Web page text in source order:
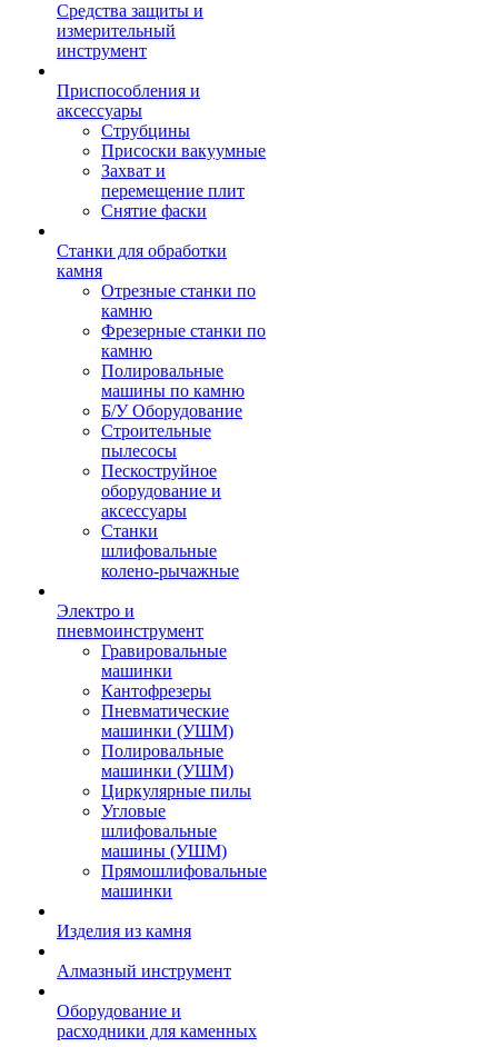
Средства защиты и
измерительный
инструмент
Приспособления и
аксессуары
Струбцины
Присоски вакуумные
Захват и
перемещение плит
Снятие фаски
Станки для обработки
камня
Отрезные станки по
камню
Фрезерные станки по
камню
Полировальные
машины по камню
Б/У Оборудование
Строительные
пылесосы
Пескоструйное
оборудование и
аксессуары
Станки
шлифовальные
колено-рычажные
Электро и
пневмоинструмент
Гравировальные
машинки
Кантофрезеры
Пневматические
машинки (УШМ)
Полировальные
машинки (УШМ)
Циркулярные пилы
Угловые
шлифовальные
машины (УШМ)
Прямошлифовальные
машинки
Изделия из камня
Алмазный инструмент
Оборудование и
расходники для каменных